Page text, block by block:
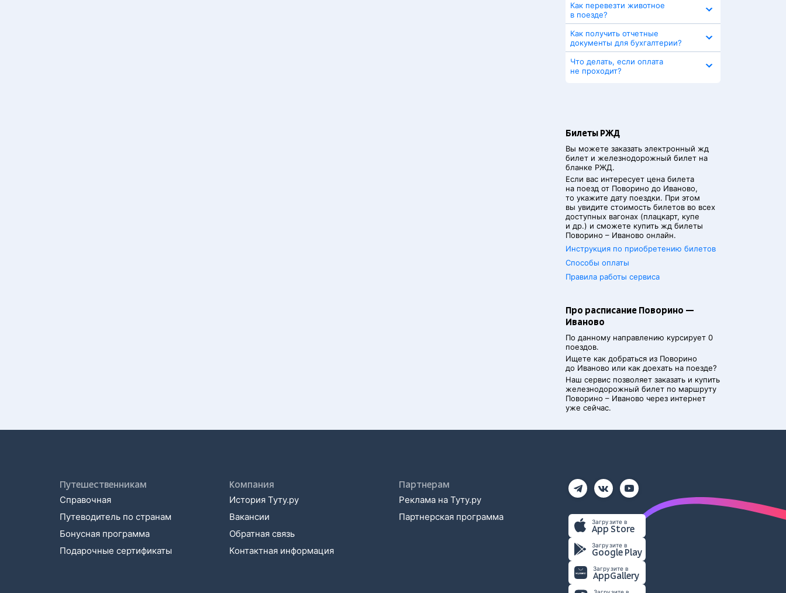
Как перевезти животное
в поезде?
Как получить отчетные
документы для бухгалтерии?
Что делать, если оплата
не проходит?
Билеты РЖД
Вы можете заказать электронный жд
билет и железнодорожный билет на
бланке РЖД.
Если вас интересует цена билета
на поезд от Поворино до Иваново,
то укажите дату поездки. При этом
вы увидите стоимость билетов во всех
доступных вагонах (плацкарт, купе
и др.) и сможете купить жд билеты
Поворино – Иваново онлайн.
Инструкция по приобретению билетов
Способы оплаты
Правила работы сервиса
Про расписание Поворино —
Иваново
По данному направлению курсирует 0
поездов.
Ищете как добраться из Поворино
до Иваново или как доехать на поезде?
Наш сервис позволяет заказать и купить
железнодорожный билет по маршруту
Поворино – Иваново через интернет
уже сейчас.
Путешественникам
Справочная
Путеводитель по странам
Бонусная программа
Подарочные сертификаты
Компания
История Туту.ру
Вакансии
Обратная связь
Контактная информация
Партнерам
Реклама на Туту.ру
Партнерская программа
Загрузите в
App Store
Загрузите в
Google Play
Загрузите в
AppGallery